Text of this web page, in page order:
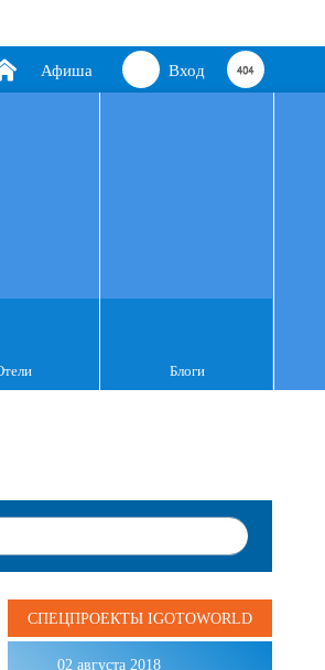
Вход
Афиша
Блоги
СПЕЦПРОЕКТЫ IGOTOWORLD
02 августа 2018